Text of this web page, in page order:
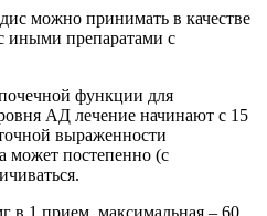
можно принимать в качестве
иными препаратами с
функции для
АД лечение начинают с 15
выраженности
может постепенно (с
в 1 прием, максимальная – 60